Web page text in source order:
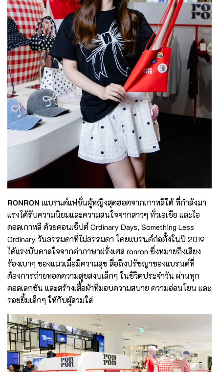
RONRON เแบรนด์แฟชั่นผู้หญิงสุดฮอตจากเกาหลีใต้ ที่กำลังมา
แรงได้รับความนิยมและความสนใจจากสาวๆ ทั่วเอเชีย และไอ
ดอลเกาหลี ด้วยคอนเซ็ปต์ Ordinary Days, Something Less
Ordinary วันธรรมดาที่ไม่ธรรมดา โดยแบรนด์ก่อตั้งในปี 2019
ได้แรงบันดาลใจจากคำภาษาฝรั่งเศส ronron ซึ่งหมายถึงเสียง
ร้องเบาๆ ของแมวเมื่อมีความสุข สื่อถึงปรัชญาของแบรนด์ที่
ต้องการถ่ายทอดความสุขสงบเล็กๆ ในชีวิตประจำวัน ผ่านทุก
คอลเลกชัน และสร้างเสื้อผ้าที่มอบความสบาย ความอ่อนโยน และ
รอยยิ้มเล็กๆ ให้กับผู้สวมใส่